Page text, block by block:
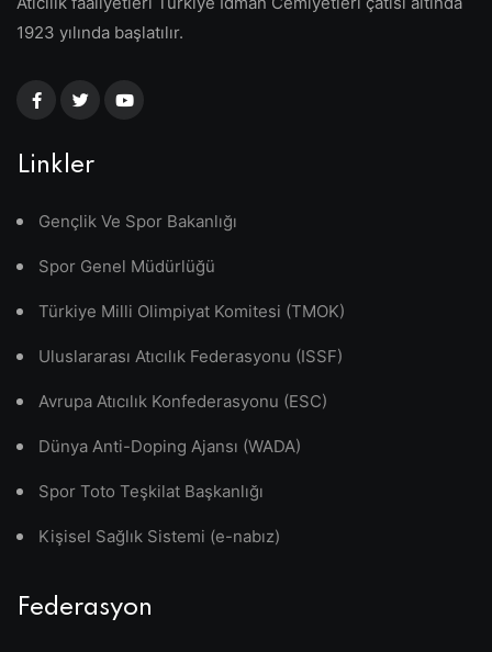
1923 yılında başlatılır.
Linkler
Gençlik Ve Spor Bakanlığı
Spor Genel Müdürlüğü
Türkiye Milli Olimpiyat Komitesi (TMOK)
Uluslararası Atıcılık Federasyonu (ISSF)
Avrupa Atıcılık Konfederasyonu (ESC)
Dünya Anti-Doping Ajansı (WADA)
Spor Toto Teşkilat Başkanlığı
Kişisel Sağlık Sistemi (e-nabız)
Federasyon